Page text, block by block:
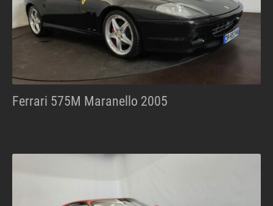
Ferrari 575M Maranello 2005